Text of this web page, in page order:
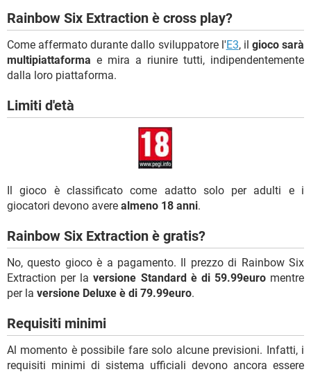
Rainbow Six Extraction è cross play?
Come affermato durante dallo sviluppatore l'E3, il gioco sarà
multipiattaforma e mira a riunire tutti, indipendentemente
dalla loro piattaforma.
Limiti d'età
Il gioco è classificato come adatto solo per adulti e i
giocatori devono avere almeno 18 anni.
Rainbow Six Extraction è gratis?
No, questo gioco è a pagamento. Il prezzo di Rainbow Six
Extraction per laversione Standard è di 59.99euromentre
per la versione Deluxe è di 79.99euro.
Requisiti minimi
Al momento è possibile fare solo alcune previsioni. Infatti, i
requisiti minimi di sistema ufficiali devono ancora essere